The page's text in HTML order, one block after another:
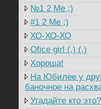
№1 2 Me ;)
#1 2 Me ;)
ХО-ХО-ХО
Ofice girl (.) (.)
Хороша!
На Юбилее у
баночное на
Угадайте кто